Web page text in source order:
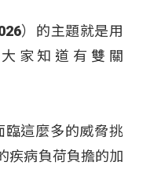
）的主題就是用
大家知道有雙關
臨這麼多的威脅挑
疾病負荷負擔的加